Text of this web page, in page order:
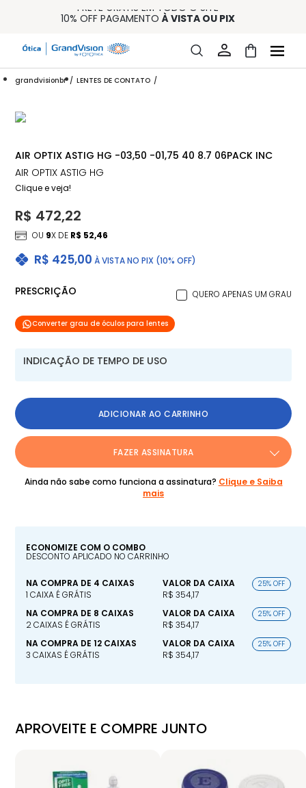
FRETE GRÁTIS EM TODO O SITE
10% OFF PAGAMENTO À VISTA OU PIX
15% OFF NA PRIMEIRA COMPRA (CONSULTE REGULAMENTO)
32% OFF NO COMBO - CONS. REG.
grandvisionbr LENTES DE CONTATO
AIR OPTIX ASTIG HG -03,50 -01,75 40 8.7 06PACK INC
AIR OPTIX ASTIG HG
Clique e veja!
R$ 425,00 À VISTA NO PIX (10% OFF)
R$ 472,22
OU 9X DE R$ 52,46
PRESCRIÇÃO QUERO APENAS UM GRAU
Converter grau de óculos para lentes
INDICAÇÃO DE TEMPO DE USO
ADICIONAR AO CARRINHO
FAZER ASSINATURA
Ainda não sabe como funciona a assinatura? Clique e Saiba
mais
ECONOMIZE COM O COMBO
DESCONTO APLICADO NO CARRINHO
NA COMPRA DE 4 CAIXAS
1 CAIXA É GRÁTIS
VALOR DA CAIXA
R$ 354,17
25% OFF
NA COMPRA DE 8 CAIXAS
2 CAIXAS É GRÁTIS
VALOR DA CAIXA
R$ 354,17
25% OFF
NA COMPRA DE 12 CAIXAS
3 CAIXAS É GRÁTIS
VALOR DA CAIXA
R$ 354,17
25% OFF
APROVEITE E COMPRE JUNTO